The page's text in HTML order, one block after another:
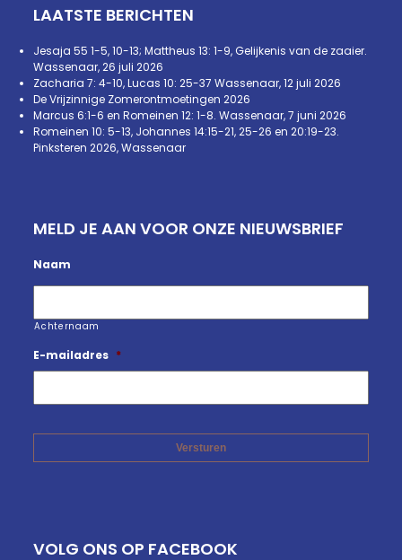
LAATSTE BERICHTEN
Jesaja 55 1-5, 10-13; Mattheus 13: 1-9, Gelijkenis van de zaaier.
Wassenaar, 26 juli 2026
Zacharia 7: 4-10, Lucas 10: 25-37 Wassenaar, 12 juli 2026
De Vrijzinnige Zomerontmoetingen 2026
Marcus 6:1-6 en Romeinen 12: 1-8. Wassenaar, 7 juni 2026
Romeinen 10: 5-13, Johannes 14:15-21, 25-26 en 20:19-23.
Pinksteren 2026, Wassenaar
MELD JE AAN VOOR ONZE NIEUWSBRIEF
Naam
Achternaam
E-mailadres *
VOLG ONS OP FACEBOOK